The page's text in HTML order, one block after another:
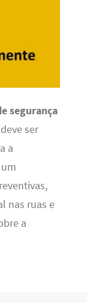
segurança
ser
a
nas ruas e
a